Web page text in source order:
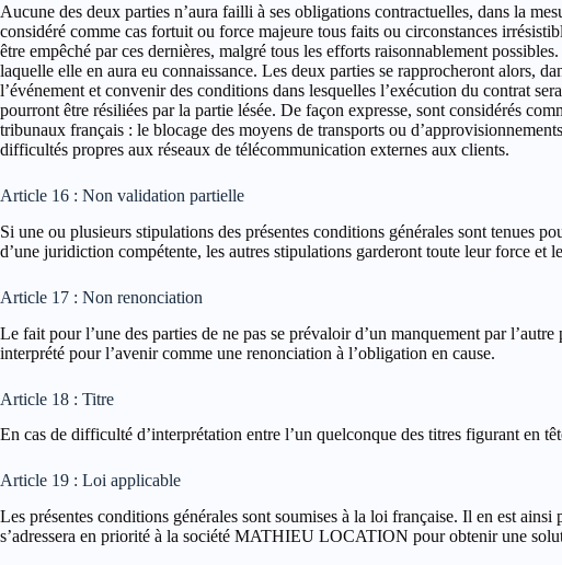
Aucune des deux parties n’aura failli à ses obligations contractuelles, dans la
considéré comme cas fortuit ou force majeure tous faits ou circonstances
être empêché par ces dernières, malgré tous les efforts raisonnablement
laquelle elle en aura eu connaissance. Les deux parties se rapprocheront alors,
l’événement et convenir des conditions dans lesquelles l’exécution du contrat
pourront être résiliées par la partie lésée. De façon expresse, sont considérés
tribunaux français : le blocage des moyens de transports ou
difficultés propres aux réseaux de télécommunication externes aux clients.
Article 16 : Non validation partielle
Si une ou plusieurs stipulations des présentes conditions générales sont tenues
d’une juridiction compétente, les autres stipulations garderont toute leur force et
Article 17 : Non renonciation
Le fait pour l’une des parties de ne pas se prévaloir d’un manquement par
interprété pour l’avenir comme une renonciation à l’obligation en cause.
Article 18 : Titre
En cas de difficulté d’interprétation entre l’un quelconque des titres figurant en
Article 19 : Loi applicable
Les présentes conditions générales sont soumises à la loi française. Il en est
s’adressera en priorité à la société MATHIEU LOCATION pour obtenir une